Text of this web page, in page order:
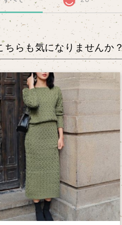
ちらも気になりませんか？